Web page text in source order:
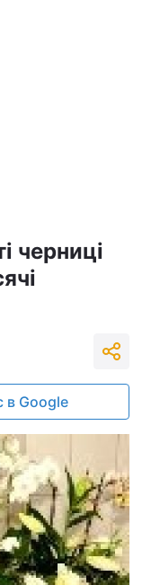
черниці
в Google